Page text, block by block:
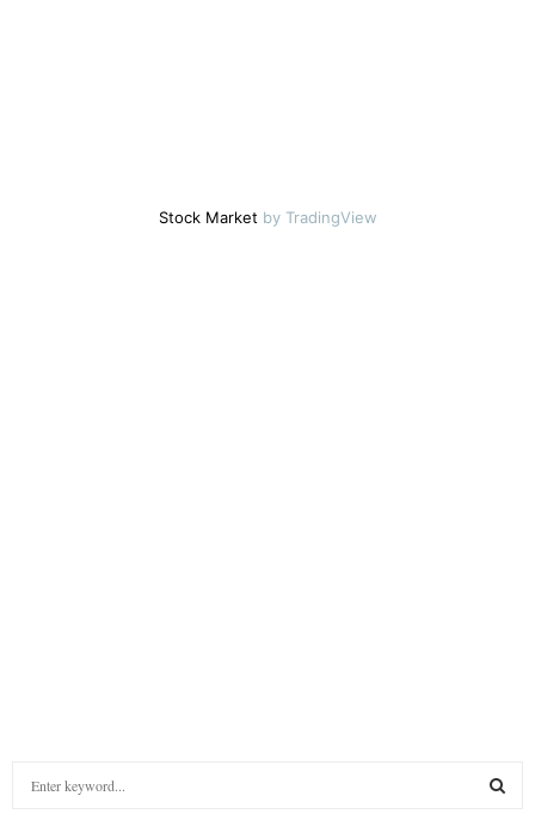
Stock Market by TradingView